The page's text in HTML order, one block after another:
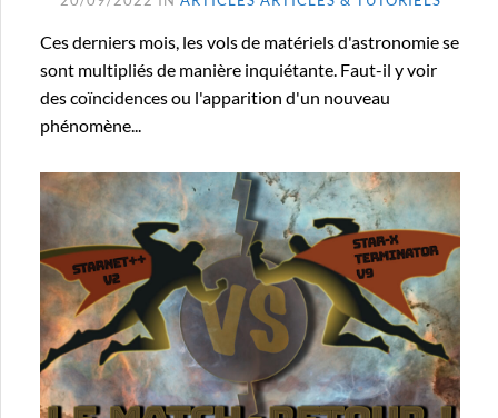
Ces derniers mois, les vols de matériels d'astronomie se
sont multipliés de manière inquiétante. Faut-il y voir
des coïncidences ou l'apparition d'un nouveau
phénomène...